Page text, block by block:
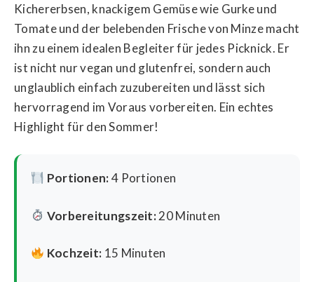
Kichererbsen, knackigem Gemüse wie Gurke und
Tomate und der belebenden Frische von Minze macht
ihn zu einem idealen Begleiter für jedes Picknick. Er
ist nicht nur vegan und glutenfrei, sondern auch
unglaublich einfach zuzubereiten und lässt sich
hervorragend im Voraus vorbereiten. Ein echtes
Highlight für den Sommer!
Portionen:4 Portionen
Vorbereitungszeit:20 Minuten
Kochzeit: 15 Minuten